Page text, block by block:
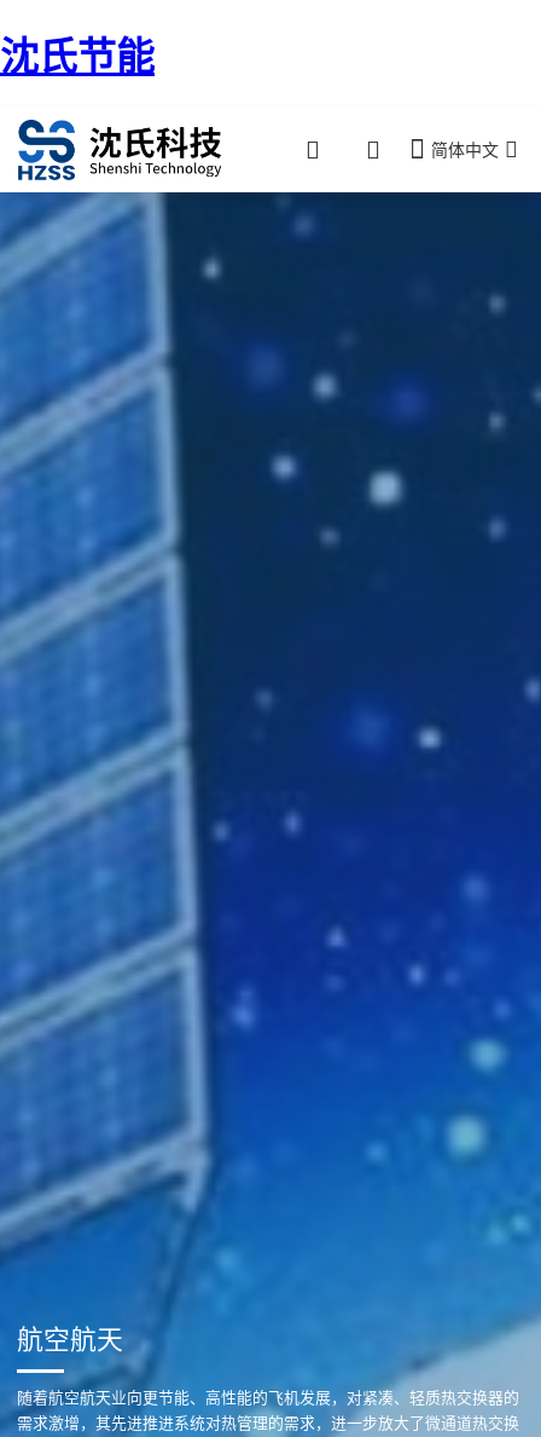
沈氏节能
简体中文
航空航天
随着航空航天业向更节能、高性能的飞机发展，对紧凑、轻质热交换器的
需求激增，其先进推进系统对热管理的需求，进一步放大了微通道热交换